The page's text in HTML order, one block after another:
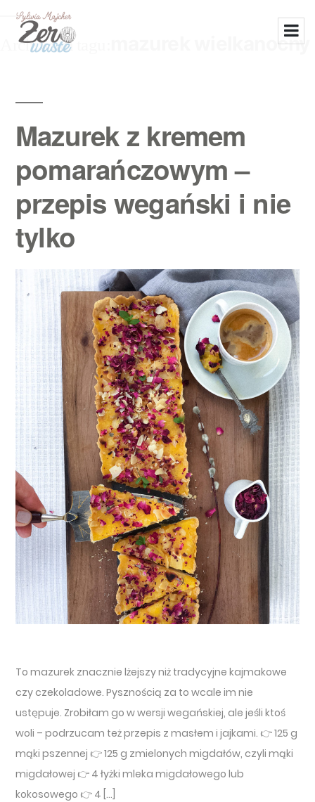
Archiwum tagu: mazurek wielkanocny
Mazurek z kremem
pomarańczowym –
przepis wegański i nie
tylko
To mazurek znacznie lżejszy niż tradycyjne kajmakowe
czy czekoladowe. Pysznością za to wcale im nie
ustępuje. Zrobiłam go w wersji wegańskiej, ale jeśli ktoś
woli – podrzucam też przepis z masłem i jajkami. 👉 125 g
mąki pszennej 👉 125 g zmielonych migdałów, czyli mąki
migdałowej 👉 4 łyżki mleka migdałowego lub
kokosowego 👉 4 […]